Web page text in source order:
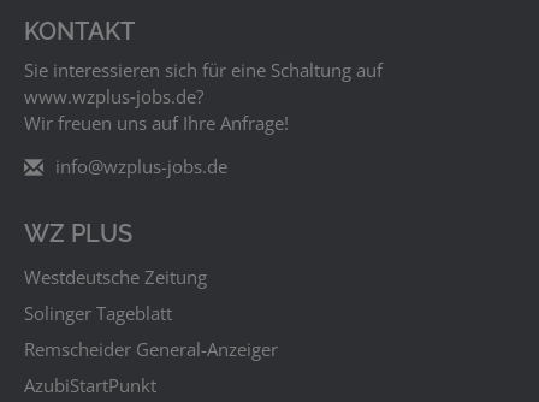
KONTAKT
Sie interessieren sich für eine Schaltung auf
www.wzplus‑jobs.de?
Wir freuen uns auf Ihre Anfrage!
info@wzplus-jobs.de
WZ PLUS
Westdeutsche Zeitung
Solinger Tageblatt
Remscheider General-Anzeiger
AzubiStartPunkt